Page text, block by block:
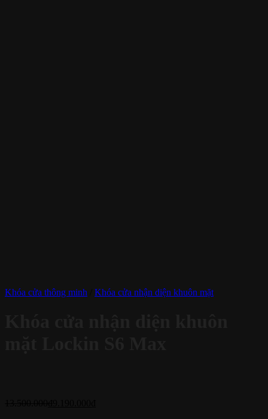
Khóa cửa thông minh Khóa cửa nhận diện khuôn mặt